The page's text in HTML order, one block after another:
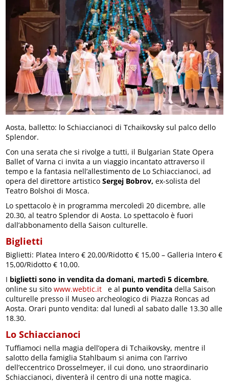
Aosta, balletto: lo Schiaccianoci di Tchaikovsky sul palco dello
Splendor.
Con una serata che si rivolge a tutti, il Bulgarian State Opera
Ballet of Varna ci invita a un viaggio incantato attraverso il
tempo e la fantasia nell’allestimento de Lo Schiaccianoci, ad
opera del direttore artisticoSergej Bobrov,ex-solista del
Teatro Bolshoi di Mosca.
Lo spettacolo è in programma mercoledì 20 dicembre, alle
20.30, al teatro Splendor di Aosta. Lo spettacolo è fuori
dall’abbonamento della Saison culturelle.
Biglietti
Biglietti: Platea Intero € 20,00/Ridotto € 15,00 – Galleria Intero €
15,00/Ridotto € 10,00.
I biglietti sono in vendita da domani, martedì 5 dicembre,
online su sitowww.webtic.it e al punto vendita della Saison
culturelle presso il Museo archeologico di Piazza Roncas ad
Aosta. Orari punto vendita: dal lunedì al sabato dalle 13.30 alle
18.30.
Lo Schiaccianoci
Tuffiamoci nella magia dell’opera di Tchaikovsky, mentre il
salotto della famiglia Stahlbaum si anima con l’arrivo
dell’eccentrico Drosselmeyer, il cui dono, uno straordinario
Schiaccianoci, diventerà il centro di una notte magica.